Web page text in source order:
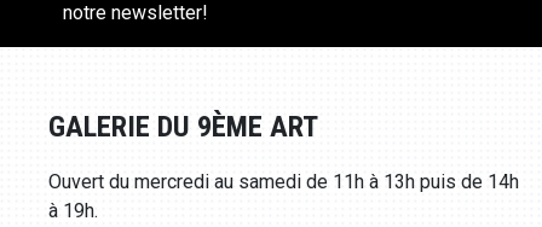
notre newsletter!
GALERIE DU 9ÈME ART
Ouvert du mercredi au samedi de 11h à 13h puis de 14h
à 19h.